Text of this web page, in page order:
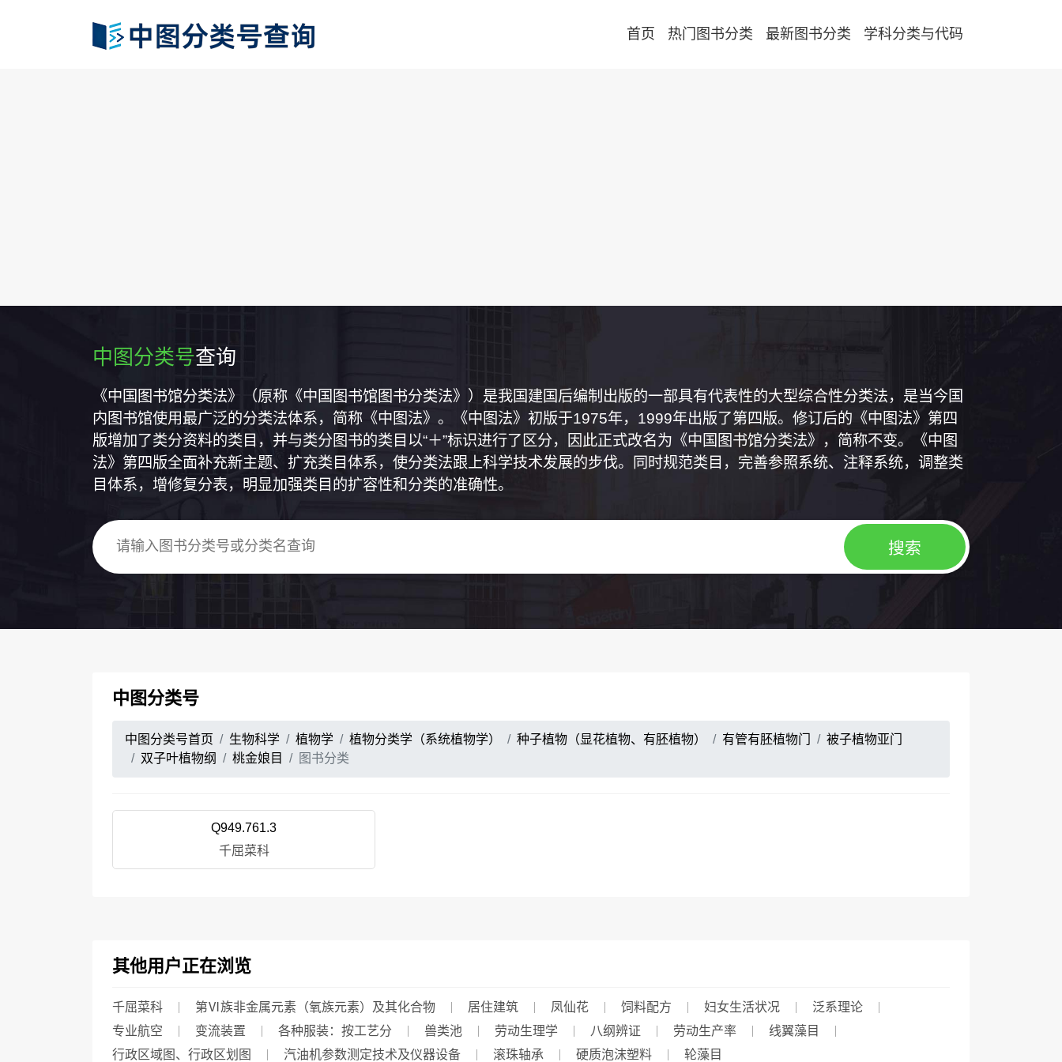
首页 热门图书分类 最新图书分类 学科分类与代码
中图分类号查询
《中国图书馆分类法》（原称《中国图书馆图书分类法》）是我国建国后编制出版的一部具有代表性的大型综合性分类法，是当今国
内图书馆使用最广泛的分类法体系，简称《中图法》。《中图法》初版于1975年，1999年出版了第四版。修订后的《中图法》第四
版增加了类分资料的类目，并与类分图书的类目以“＋”标识进行了区分，因此正式改名为《中国图书馆分类法》，简称不变。《中图
法》第四版全面补充新主题、扩充类目体系，使分类法跟上科学技术发展的步伐。同时规范类目，完善参照系统、注释系统，调整类
目体系，增修复分表，明显加强类目的扩容性和分类的准确性。
中图分类号
中图分类号首页 生物科学 植物学 植物分类学（系统植物学） 种子植物（显花植物、有胚植物） 有管有胚植物门
被子植物亚门
双子叶植物纲
桃金娘目 图书分类
Q949.761.3
千屈菜科
其他用户正在浏览
千屈菜科 第Ⅵ族非金属元素（氧族元素）及其化合物 居住建筑 凤仙花 饲料配方 妇女生活状况
泛系理论
专业航空
变流装置 各种服装：按工艺分 兽类池 劳动生理学 八纲辨证 劳动生产率
线翼藻目
行政区域图、行政区划图
汽油机参数测定技术及仪器设备 滚珠轴承 硬质泡沫塑料 轮藻目